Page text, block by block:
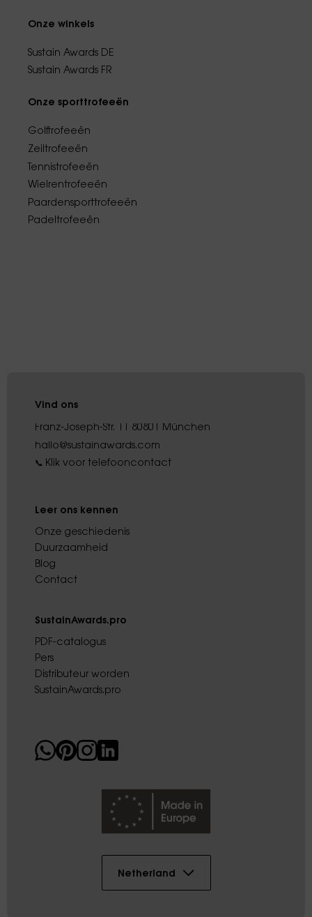
Onze winkels
Sustain Awards DE
Sustain Awards FR
Onze sporttrofeeën
Golftrofeeën
Zeiltrofeeën
Tennistrofeeën
Wielrentrofeeën
Paardensporttrofeeën
Padeltrofeeën
Vind ons
Franz-Joseph-Str. 11 80801 München
hallo@sustainawards.com
📞 Klik voor telefooncontact
Leer ons kennen
Onze geschiedenis
Duurzaamheid
Blog
Contact
SustainAwards.pro
PDF-catalogus
Pers
Distributeur worden
SustainAwards.pro
Netherland
Copyright © 2026 AK DIGITAL PLASTIC SL